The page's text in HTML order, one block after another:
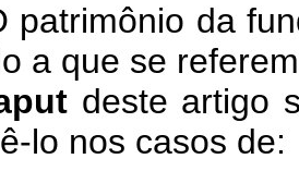
patrimônio da
a que se
deste artigo
lo nos casos de: